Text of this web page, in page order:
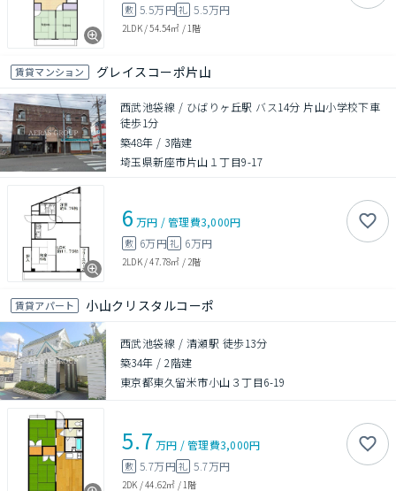
敷 5.5万円礼 5.5万円
2LDK/54.54㎡ / 1階
賃貸マンション グレイスコーポ片山
西武池袋線 / ひばりヶ丘駅 バス14分 片山小学校下車
徒歩1分
築48年 / 3階建
埼玉県新座市片山１丁目9-17
6 万円 /管理費3,000円
敷 6万円礼 6万円
2LDK/47.78㎡ / 2階
賃貸アパート 小山クリスタルコーポ
西武池袋線 / 清瀬駅 徒歩13分
築34年 /2階建
東京都東久留米市小山３丁目6-19
5.7 万円 /管理費3,000円
敷 5.7万円礼 5.7万円
2DK /44.62㎡ / 1階